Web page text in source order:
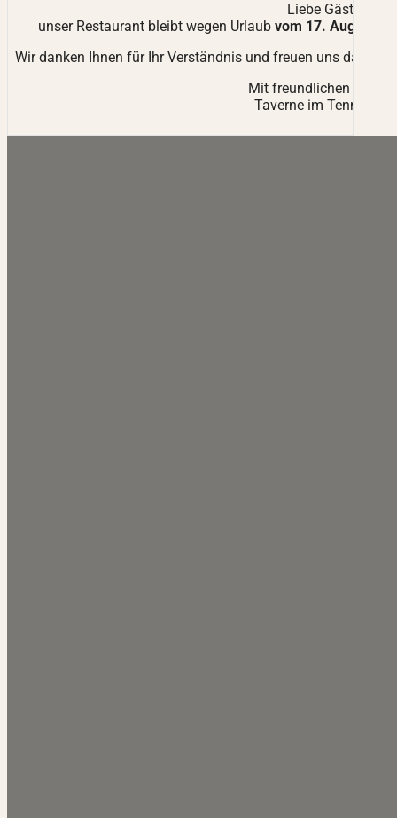
Liebe Gäste,
unser Restaurant bleibt wegen Urlaub vom 17. August
Wir danken Ihnen für Ihr Verständnis und freuen uns darauf,
Mit freundlichen
Taverne im Tennisclub